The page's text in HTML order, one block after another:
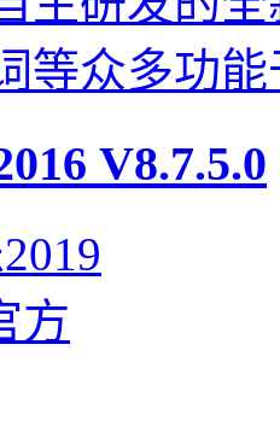
等众多功
V8.7.5.0